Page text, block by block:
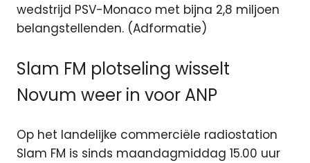
wedstrijd PSV-Monaco met bijna 2,8 miljoen
belangstellenden. (Adformatie)
Slam FM plotseling wisselt
Novum weer in voor ANP
Op het landelijke commerciële radiostation
Slam FM is sinds maandagmiddag 15.00 uur